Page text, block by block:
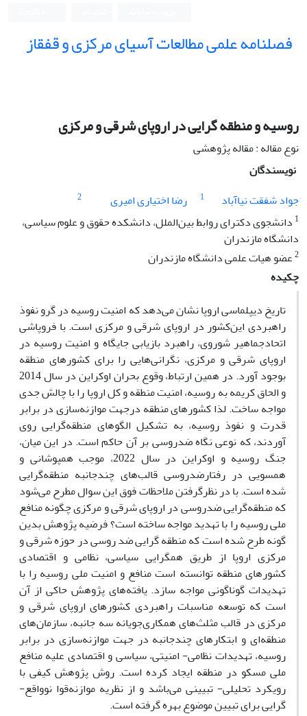
فصلنامه علمی مطالعات آسیای مرکزی و قفقاز
روسیه و منطقه گرایی در اروپای شرقی و مرکزی
نوع مقاله : مقاله پژوهشی
نویسندگان
جواد شفقت نیاآباد
1 رضا اختیاری امیری
2
1 دانشجوی دکترای روابط بین‌الملل، دانشکده حقوق و علوم سیاسی،
دانشگاه مازندران
2عضو هیات علمی دانشگاه مازندران
چکیده
تاریخ دیپلماسی اروپا نشان می‌دهد که امنیت روسیه در گرو نفوذ
راهبردی این‌کشور در اروپای شرقی و مرکزی است. با فروپاشی
اتحادجماهیر شوروی، راهبرد بازیابی جایگاه و امنیت روسیه در
اروپای شرقی و مرکزی، نگرانی‌هایی را برای کشورهای منطقه
بوجود آورد. در همین ارتباط، وقوع بحران اوکراین در سال 2014
و الحاق کریمه به روسیه، امنیت منطقه و کل اروپا را با چالش جدی
مواجه ساخت. لذا کشورهای منطقه درجهت موازنه‌سازی در برابر
قدرت و نفوذ روسیه، به تشکیل الگوهای منطقه‌گرایی روی
آوردند، که نوعی نگاه ضدروسی بر آن حاکم است. در این میان،
جنگ روسیه و اوکراین در سال 2022، موجب همپوشانی و
همسویی در رفتارضدروسی قالب‌های چندجانبه‌ منطقه‌گرایی
شده است. با در نظرگرفتن ملاحظات فوق این سوال مطرح می‌شود
که منطقه‌گرایی ضدروسی در اروپای شرقی و مرکزی چگونه منافع
ملی روسیه را با تهدید مواجه ساخته است؟ فرضیه پژوهش بدین
گونه طرح شده است که منطقه گرایی ضد روسی در حوزه شرقی و
مرکزی اروپا از طریق همگرایی سیاسی، نظامی و اقتصادی
کشورهای منطقه توانسته است منافع و امنیت ملی روسیه را با
تهدیدات گوناگونی مواجه سازد. یافته‌های پژوهش حاکی از آن
است که توسعه مناسبات راهبردی کشورهای اروپای شرقی و
مرکزی در قالب مثلث‌های همکاری‌جویانه سه جانبه، سازمان‌های
منطقه‌ای و ابتکارهای چندجانبه در جهت موازنه‌سازی در برابر
روسیه، تهدیدات نظامی- امنیتی، سیاسی و اقتصادی علیه منافع
ملی مسکو در منطقه ایجاد کرده است. روش پژوهش کیفی با
رویکرد تحلیلی- تبیینی می‌باشد و از نظریه موازنه‌قوا نوواقع-
گرایی برای تبیین موضوع بهره گرفته است.